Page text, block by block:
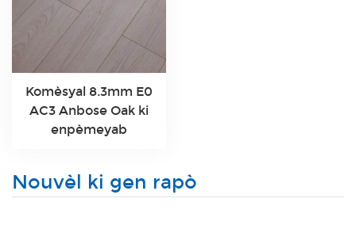
Komèsyal 8.3mm E0
AC3 Anbose Oak ki
enpèmeyab
Nouvèl ki gen rapò